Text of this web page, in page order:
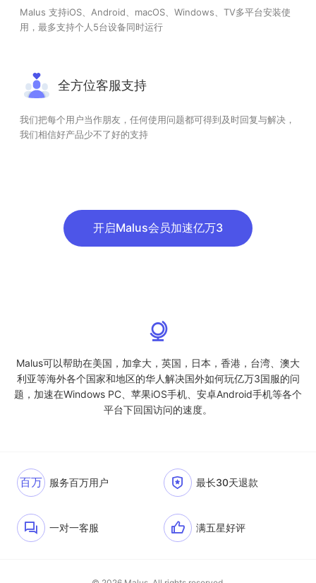
Malus 支持iOS、Android、macOS、Windows、TV多平台安装使
用，最多支持个人5台设备同时运行
全方位客服支持
我们把每个用户当作朋友，任何使用问题都可得到及时回复与解决，
我们相信好产品少不了好的支持
开启Malus会员加速亿万3
Malus可以帮助在美国，加拿大，英国，日本，香港，台湾、澳大
利亚等海外各个国家和地区的华人解决国外如何玩亿万3国服的问
题，加速在Windows PC、苹果iOS手机、安卓Android手机等各个
平台下回国访问的速度。
百万 服务百万用户 最长30天退款
一对一客服 满五星好评